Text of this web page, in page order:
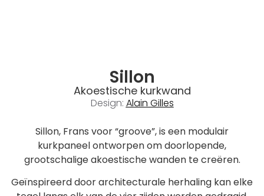
Sillon
Akoestische kurkwand
Design: Alain Gilles
Sillon, Frans voor “groove”, is een modulair
kurkpaneel ontworpen om doorlopende,
grootschalige akoestische wanden te creëren.
Geïnspireerd door architecturale herhaling kan elke